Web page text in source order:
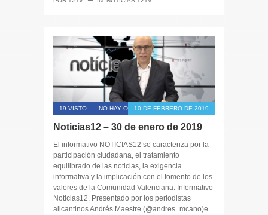
19 VISTO - NO HAY COMENTARIOS10 DE FEBRERO DE 2019
Noticias12 – 30 de enero de 2019
El informativo NOTICIAS12 se caracteriza por la
participación ciudadana, el tratamiento
equilibrado de las noticias, la exigencia
informativa y la implicación con el fomento de los
valores de la Comunidad Valenciana. Informativo
Noticias12. Presentado por los periodistas
alicantinos Andrés Maestre (@andres_mcano)e